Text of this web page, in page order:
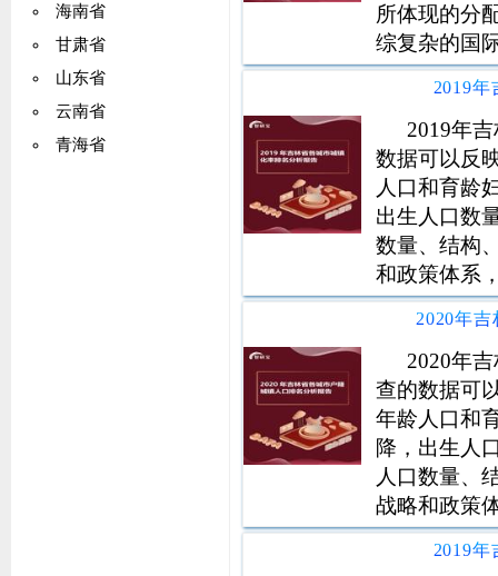
海南省
甘肃省
山东省
云南省
青海省
所体现的分
综复杂的国
近平同志为
实党中央、
质量发展要
2019
2019年
数据可以反
人口和育龄
出生人口数
数量、结构
和政策体系
发展规划，
国家新征程
信息支持。
2020年
查的数据可
年龄人口和
降，出生人
人口数量、
战略和政策
社会发展规
代化国家新
2019